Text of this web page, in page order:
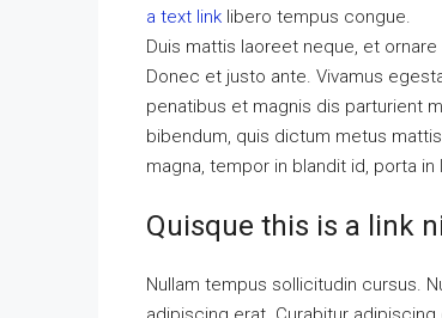
a text link libero tempus congue.
Duis mattis laoreet neque, et
Donec et justo ante. Vivamus
penatibus et magnis dis parturient
bibendum, quis dictum metus
magna, tempor in blandit id, porta
Quisque this is a link
Nullam tempus sollicitudin cursus.